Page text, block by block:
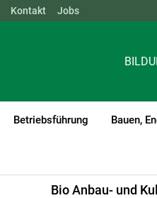
Kontakt Jobs
Betriebsführung Bauen,
Bio Anbau- und